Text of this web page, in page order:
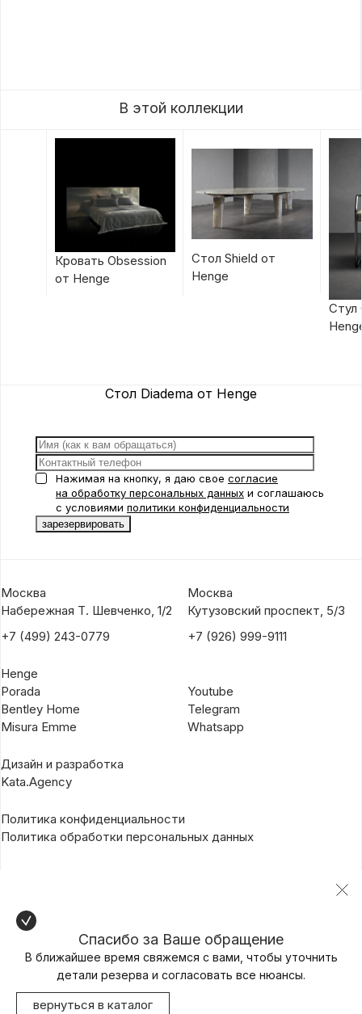
В этой коллекции
Кровать Obsession
от Henge
Стол Shield от
Henge
Стул
Стол Diadema от Henge
Нажимая на кнопку, я даю свое согласие
на обработку персональных данных и соглашаюсь
с условиями политики конфиденциальности
Москва
Набережная Т. Шевченко, 1/2
+7 (499) 243-0779
Москва
Кутузовский проспект, 5/3
+7 (926) 999-9111
Henge
Porada
Bentley Home
Misura Emme
Youtube
Telegram
Whatsapp
Дизайн и разработка
Kata.Agency
Политика конфиденциальности
Политика обработки персональных данных
Спасибо за Ваше обращение
В ближайшее время свяжемся с вами, чтобы уточнить
детали резерва и согласовать все нюансы.
вернуться в каталог